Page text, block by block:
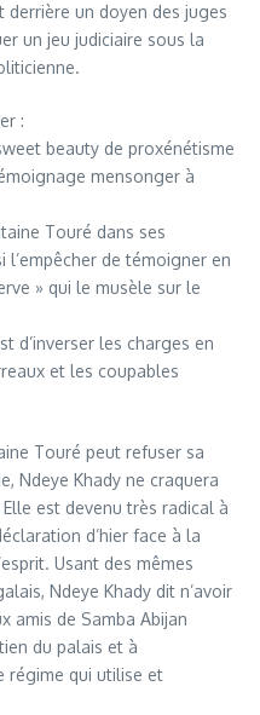
un doyen des juges
un jeu judiciaire sous la
:
beauty de proxénétisme
mensonger à
Touré dans ses
de témoigner en
» qui le musèle sur le
d’inverser les charges en
et les coupables
Touré peut refuser sa
Ndeye Khady ne craquera
est devenu très radical à
d’hier face à la
Usant des mêmes
Ndeye Khady dit n’avoir
amis de Samba Abijan
du palais et à
régime qui utilise et